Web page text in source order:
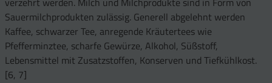
Sauermilchprodukten zulässig. Generell abgelehnt werden
Kaffee, schwarzer Tee, anregende Kräutertees wie
Pfefferminztee, scharfe Gewürze, Alkohol, Süßstoff,
Lebensmittel mit Zusatzstoffen, Konserven und Tiefkühlkost.
[6, 7]